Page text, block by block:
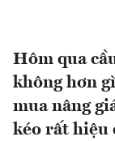
Hôm qua
không hơn
mua nâng
kéo rất hiệu